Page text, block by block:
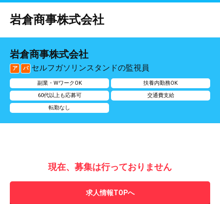
岩倉商事株式会社
岩倉商事株式会社
ア パ セルフガソリンスタンドの監視員
副業・WワークOK
扶養内勤務OK
60代以上も応募可
交通費支給
転勤なし
現在、募集は行っておりません
求人情報TOPへ